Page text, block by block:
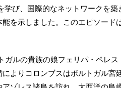
学び、国際的なネットワークを
を示しました。このエピソード
ガルの貴族の娘フェリパ・ペレ
よりコロンブスはポルトガル宮